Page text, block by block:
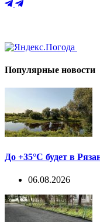
Популярные новости
До +35°С будет в
06.08.2026